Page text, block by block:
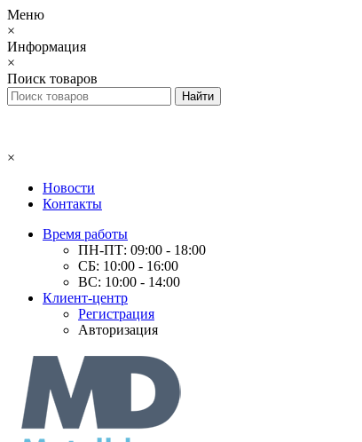
Меню
×
Информация
×
Поиск товаров
×
Новости
Контакты
Время работы
ПН-ПТ: 09:00 - 18:00
СБ: 10:00 - 16:00
ВС: 10:00 - 14:00
Клиент-центр
Регистрация
Авторизация